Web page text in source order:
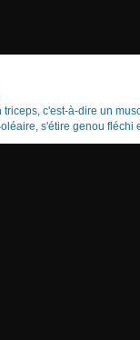
triceps, c'est-à-dire un
s'étire genou fléchi